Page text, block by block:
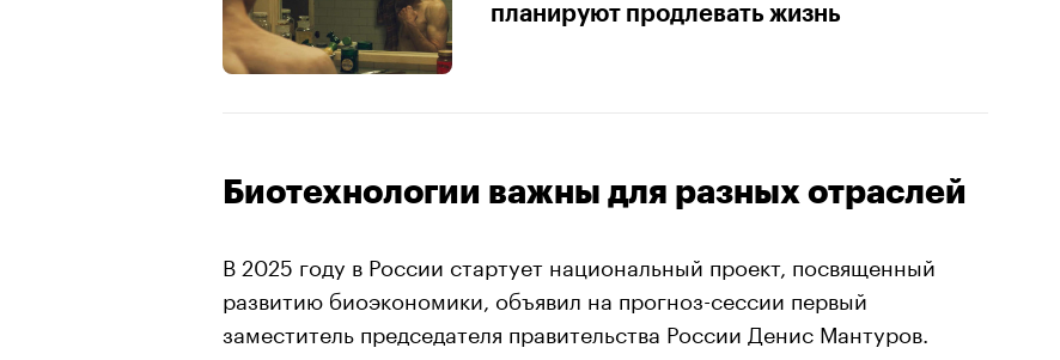
планируют продлевать жизнь
Биотехнологии важны для разных отраслей
В 2025 году в России стартует национальный проект, посвященный
развитию биоэкономики, объявил на прогноз-сессии первый
заместитель председателя правительства России Денис Мантуров.